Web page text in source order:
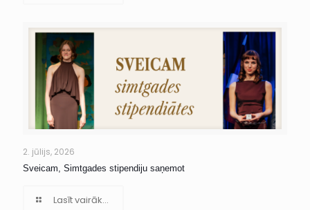
2. jūlijs, 2026
Sveicam, Simtgades stipendiju saņemot
Lasīt vairāk...